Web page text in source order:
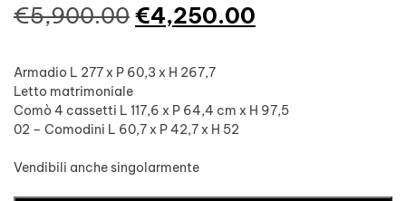
€5,900.00 €4,250.00
Armadio L 277 x P 60,3 x H 267,7
Letto matrimoniale
Comò 4 cassetti L 117,6 x P 64,4 cm x H 97,5
02 – Comodini L 60,7 x P 42,7 x H 52
Vendibili anche singolarmente